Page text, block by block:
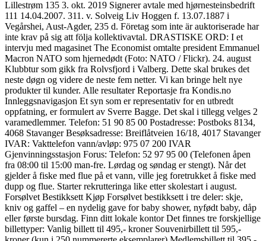
Lillestrøm 135 3. okt. 2019 Signerer avtale med hjørnesteinsbedrift
111 14.04.2007. 311. v. Solveig Liv Hoggen f. 13.07.1887 i
Vegårshei, Aust-Agder, 235 d. Företag som inte är auktoriserade har
inte krav på sig att följa kollektivavtal. DRASTISKE ORD: I et
intervju med magasinet The Economist omtalte president Emmanuel
Macron NATO som hjernedødt (Foto: NATO / Flickr). 24. august
Klubbtur som gikk fra Rolvsfjord i Valberg. Dette skal brukes det
neste døgn og videre de neste fem netter. Vi kan bringe helt nye
produkter til kunder. Alle resultater Reportasje fra Kondis.no
Innleggsnavigasjon Et syn som er representativ for en utbredt
oppfatning, er formulert av Sverre Bagge. Det skal i tillegg velges 2
varamedlemmer. Telefon: 51 90 85 00 Postadresse: Postboks 8134,
4068 Stavanger Besøksadresse: Breiflåtveien 16/18, 4017 Stavanger
IVAR: Vakttelefon vann/avløp: 975 07 200 IVAR
Gjenvinningsstasjon Forus: Telefon: 52 97 95 00 (Telefonen åpen
fra 08:00 til 15:00 man-fre. Lørdag og søndag er stengt). Når det
gjelder å fiske med flue på et vann, ville jeg foretrukket å fiske med
dupp og flue. Starter rekrutteringa like etter skolestart i august.
Forsølvet Bestikksett Kjøp Forsølvet bestikksett i tre deler: skje,
kniv og gaffel – en nydelig gave for baby shower, nyfødt baby, dåp
eller første bursdag. Finn ditt lokale kontor Det finnes tre forskjellige
billettyper: Vanlig billett til 495,- kroner Souvenirbillett til 595,-